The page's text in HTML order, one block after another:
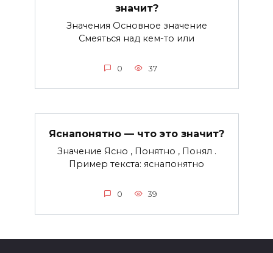
значит?
Значения Основное значение
Смеяться над кем-то или
0 37
Яснапонятно — что это значит?
Значение Ясно , Понятно , Понял .
Пример текста: яснапонятно
0 39